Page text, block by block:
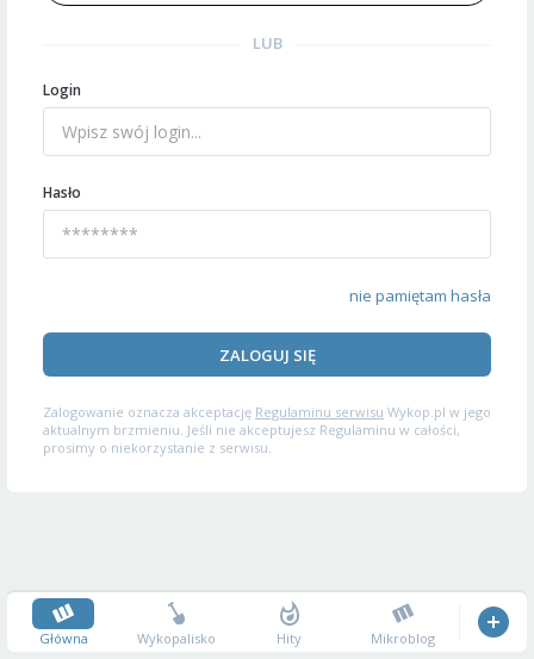
LUB
Login
Hasło
nie pamiętam hasła
ZALOGUJ SIĘ
Zalogowanie oznacza akceptację Regulaminu serwisu Wykop.pl w jego
aktualnym brzmieniu. Jeśli nie akceptujesz Regulaminu w całości,
prosimy o niekorzystanie z serwisu.
Główna Wykopalisko Hity Mikroblog